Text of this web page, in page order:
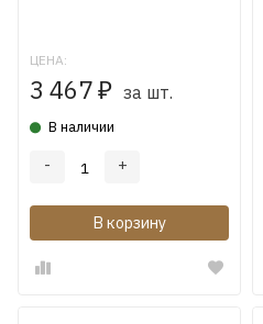
ЦЕНА:
3 467 ₽ за шт.
В наличии
- +
В корзину